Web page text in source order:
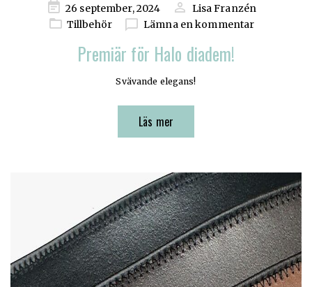
Publicerad
på
26 september, 2024
Lisa Franzén
Tillbehör
Lämna en kommentar
Premiär för Halo diadem!
Svävande elegans!
Läs mer